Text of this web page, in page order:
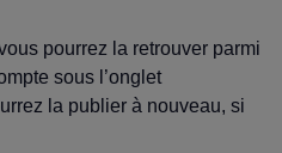
pourrez la retrouver parmi
sous l’onglet
la publier à nouveau, si